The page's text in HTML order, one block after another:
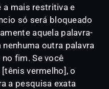
a mais restritiva e
só será bloqueado
aquela palavra-
outra palavra
fim. Se você
vermelho], o
a pesquisa exata